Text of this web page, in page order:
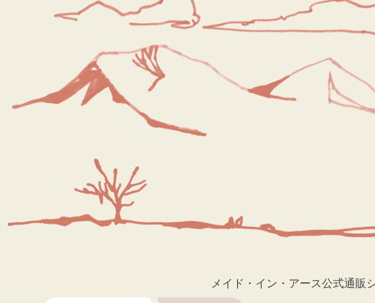
メイド・イン・アース公式通販